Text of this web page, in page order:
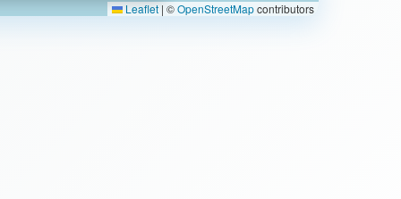
Leaflet | ©OpenStreetMapcontributors